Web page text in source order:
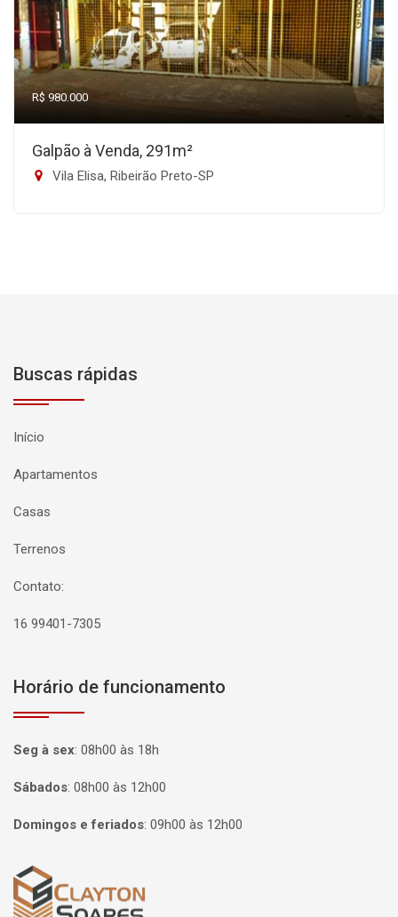
R$ 980.000
Galpão à Venda, 291m²
Vila Elisa, Ribeirão Preto-SP
Buscas rápidas
Início
Apartamentos
Casas
Terrenos
Contato:
16 99401-7305
Horário de funcionamento
Seg à sex: 08h00 às 18h
Sábados: 08h00 às 12h00
Domingos e feriados: 09h00 às 12h00
Página inicial